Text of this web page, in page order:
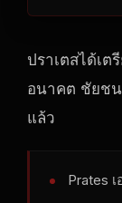
ปราเตสได้เ
อนาคต ชัยชน
แล้ว
Prates